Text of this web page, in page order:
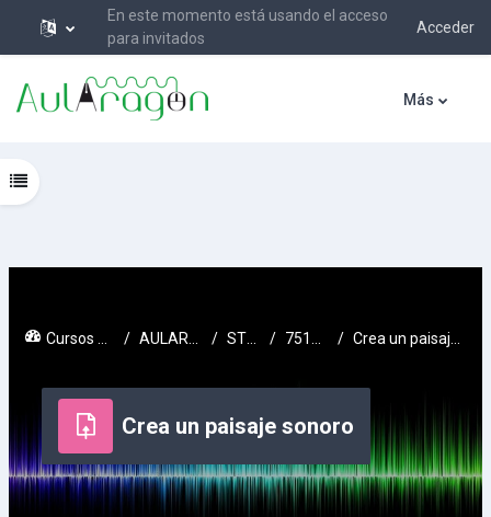
En este momento está usando el acceso
para invitados
Acceder
Más
Cursos activos AULARAGON STEAM 751_STC Crea un paisaje sonoro
Crea un paisaje sonoro
Abrir índice del curso